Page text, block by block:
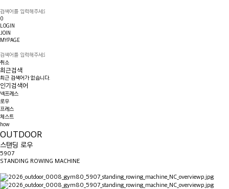
0
LOGIN
JOIN
MYPAGE
취소
최근검색
최근 검색어가 없습니다.
인기검색어
넥프레스
로우
프레스
체스트
how
OUTDOOR
스탠딩 로우
5907
STANDING ROWING MACHINE